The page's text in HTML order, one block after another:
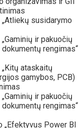
susidarymo
ir pakuočių
rengimas“
ataskaitų
gamybos, PCB)
ir pakuočių
rengimas“
Power BI